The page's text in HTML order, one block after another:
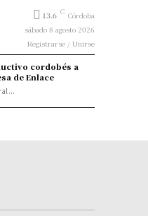
13.6 C Córdoba
sábado 8 agosto 2026
Registrarse / Unirse
cordobés a
de Enlace